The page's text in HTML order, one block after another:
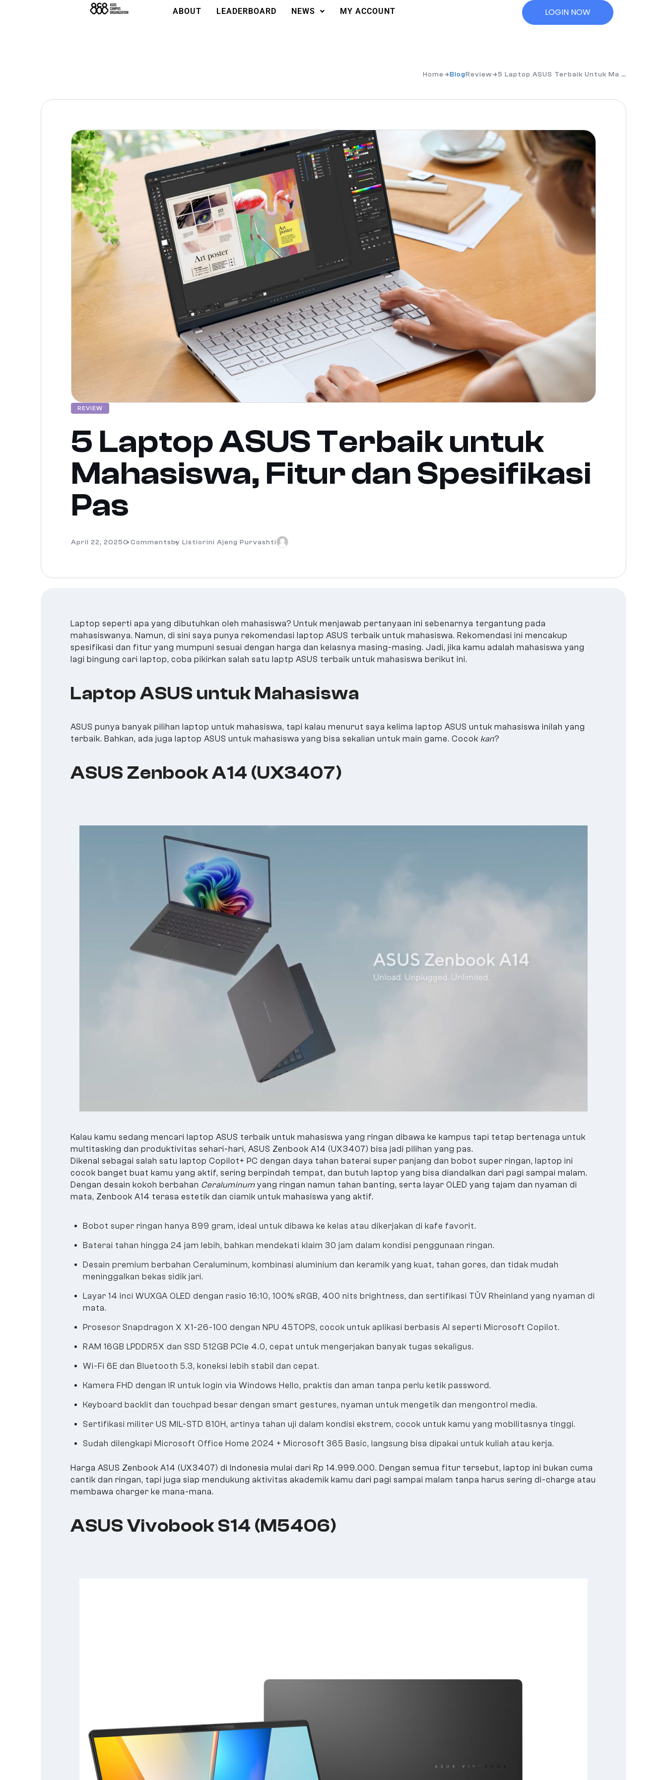
ABOUT LEADERBOARD NEWS MY ACCOUNT LOGIN NOW
Home BlogReview 5 Laptop ASUS Terbaik Untuk Ma …
REVIEW
5 Laptop ASUS Terbaik untuk
Mahasiswa, Fitur dan Spesifikasi
Pas
April 22, 20250 Commentsby Listiorini Ajeng Purvashti
Laptop seperti apa yang dibutuhkan oleh mahasiswa? Untuk menjawab pertanyaan ini sebenarnya tergantung pada
mahasiswanya. Namun, di sini saya punya rekomendasi laptop ASUS terbaik untuk mahasiswa. Rekomendasi ini mencakup
spesifikasi dan fitur yang mumpuni sesuai dengan harga dan kelasnya masing-masing. Jadi, jika kamu adalah mahasiswa yang
lagi bingung cari laptop, coba pikirkan salah satu laptp ASUS terbaik untuk mahasiswa berikut ini.
Laptop ASUS untuk Mahasiswa
ASUS punya banyak pilihan laptop untuk mahasiswa, tapi kalau menurut saya kelima laptop ASUS untuk mahasiswa inilah yang
terbaik. Bahkan, ada juga laptop ASUS untuk mahasiswa yang bisa sekalian untuk main game. Cocok kan?
ASUS Zenbook A14 (UX3407)
Kalau kamu sedang mencari laptop ASUS terbaik untuk mahasiswa yang ringan dibawa ke kampus tapi tetap bertenaga untuk
multitasking dan produktivitas sehari-hari, ASUS Zenbook A14 (UX3407) bisa jadi pilihan yang pas.
Dikenal sebagai salah satu laptop Copilot+ PC dengan daya tahan baterai super panjang dan bobot super ringan, laptop ini
cocok banget buat kamu yang aktif, sering berpindah tempat, dan butuh laptop yang bisa diandalkan dari pagi sampai malam.
Dengan desain kokoh berbahan Ceraluminum yang ringan namun tahan banting, serta layar OLED yang tajam dan nyaman di
mata, Zenbook A14 terasa estetik dan ciamik untuk mahasiswa yang aktif.
Bobot super ringan hanya 899 gram, ideal untuk dibawa ke kelas atau dikerjakan di kafe favorit.
Baterai tahan hingga 24 jam lebih, bahkan mendekati klaim 30 jam dalam kondisi penggunaan ringan.
Desain premium berbahan Ceraluminum, kombinasi aluminium dan keramik yang kuat, tahan gores, dan tidak mudah
meninggalkan bekas sidik jari.
Layar 14 inci WUXGA OLED dengan rasio 16:10, 100% sRGB, 400 nits brightness, dan sertifikasi TÜV Rheinland yang nyaman di
mata.
Prosesor Snapdragon X X1-26-100 dengan NPU 45TOPS, cocok untuk aplikasi berbasis AI seperti Microsoft Copilot.
RAM 16GB LPDDR5X dan SSD 512GB PCIe 4.0, cepat untuk mengerjakan banyak tugas sekaligus.
Wi-Fi 6E dan Bluetooth 5.3, koneksi lebih stabil dan cepat.
Kamera FHD dengan IR untuk login via Windows Hello, praktis dan aman tanpa perlu ketik password.
Keyboard backlit dan touchpad besar dengan smart gestures, nyaman untuk mengetik dan mengontrol media.
Sertifikasi militer US MIL-STD 810H, artinya tahan uji dalam kondisi ekstrem, cocok untuk kamu yang mobilitasnya tinggi.
Sudah dilengkapi Microsoft Office Home 2024 + Microsoft 365 Basic, langsung bisa dipakai untuk kuliah atau kerja.
Harga ASUS Zenbook A14 (UX3407) di Indonesia mulai dari Rp 14.999.000. Dengan semua fitur tersebut, laptop ini bukan cuma
cantik dan ringan, tapi juga siap mendukung aktivitas akademik kamu dari pagi sampai malam tanpa harus sering di-charge atau
membawa charger ke mana-mana.
ASUS Vivobook S14 (M5406)